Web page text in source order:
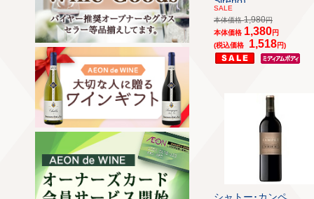
SALE
本体価格1,980円
本体価格 1,380円
(税込価格
1,518円)